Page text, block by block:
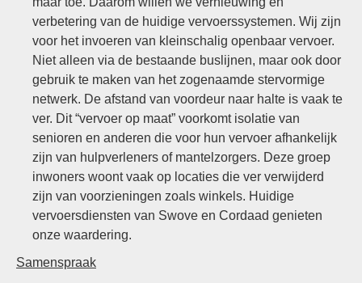
verbetering van de huidige vervoerssystemen. Wij zijn
voor het invoeren van kleinschalig openbaar vervoer.
Niet alleen via de bestaande buslijnen, maar ook door
gebruik te maken van het zogenaamde stervormige
netwerk. De afstand van voordeur naar halte is vaak te
ver. Dit “vervoer op maat” voorkomt isolatie van
senioren en anderen die voor hun vervoer afhankelijk
zijn van hulpverleners of mantelzorgers. Deze groep
inwoners woont vaak op locaties die ver verwijderd
zijn van voorzieningen zoals winkels. Huidige
vervoersdiensten van Swove en Cordaad genieten
onze waardering.
Samenspraak